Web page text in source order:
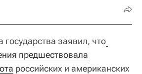
государства заявил, что
предшествовала
российских и американских